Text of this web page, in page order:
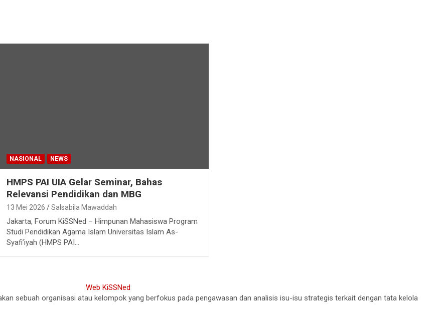
NASIONAL NEWS
HMPS PAI UIA Gelar Seminar, Bahas
Relevansi Pendidikan dan MBG
13 Mei 2026 Salsabila Mawaddah
Jakarta, Forum KiSSNed – Himpunan Mahasiswa Program
Studi Pendidikan Agama Islam Universitas Islam As-
Syafi’iyah (HMPS PAI…
sebuah organisasi atau kelompok yang berfokus pada pengawasan dan analisis isu-isu strategis terkait dengan tata kelola